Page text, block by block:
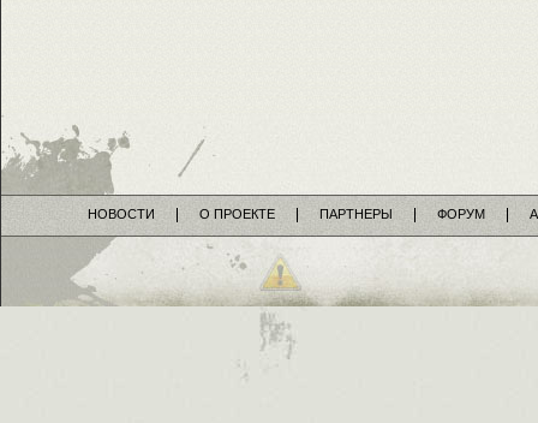
НОВОСТИ О ПРОЕКТЕ ПАРТНЕРЫ ФОРУМ